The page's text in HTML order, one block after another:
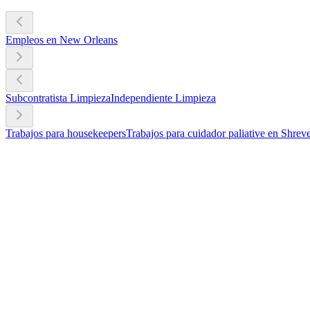
Empleos en New Orleans
Subcontratista LimpiezaIndependiente Limpieza
Trabajos para housekeepersTrabajos para cuidador paliative en